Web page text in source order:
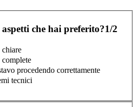
che hai preferito?1/2
procedendo correttamente
tecnici